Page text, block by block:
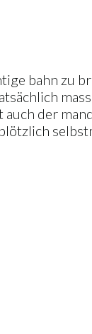
bahn zu
der